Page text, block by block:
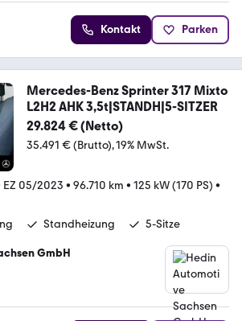
Kontakt Parken
Mercedes-Benz Sprinter 317 Mixto
L2H2 AHK 3,5t|STANDH|5-SITZER
29.824 € (Netto)
35.491 € (Brutto) 19% MwSt.
EZ 05/2023 • 96.710 km • 125 kW (170 PS) •
Standheizung 5-Sitze
GmbH